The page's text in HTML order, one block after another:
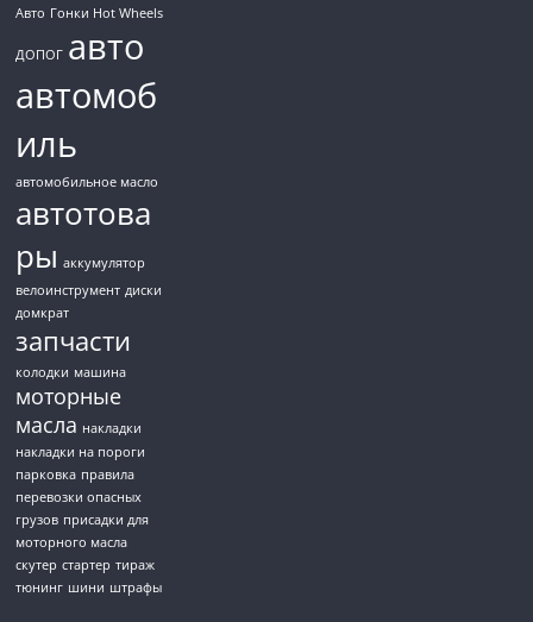
Авто Гонки Hot Wheels
ДОПОГ авто
автомоб
иль
автомобильное масло
автотова
ры аккумулятор
велоинструмент диски
домкрат
запчасти
колодки машина
моторные
масла накладки
накладки на пороги
парковка правила
перевозки опасных
грузов присадки для
моторного масла
скутер стартер тираж
тюнинг шини штрафы